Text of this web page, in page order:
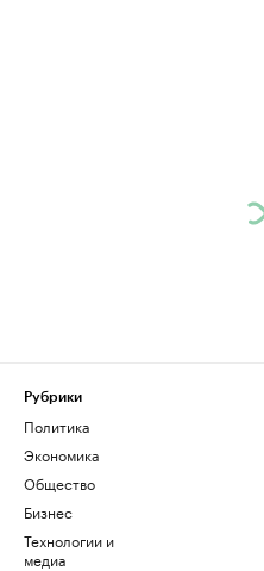
Рубрики
Политика
Экономика
Общество
Бизнес
Технологии и
медиа